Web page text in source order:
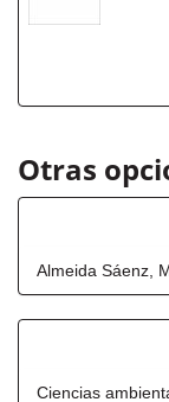
Otras
Almeida Sáenz,
Ciencias